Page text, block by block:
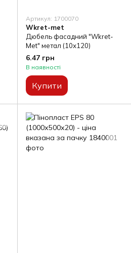
Артикул: 1700070
Wkret-met
Дюбель фасадний "Wkret-
Met" метал (10х120)
6.47 грн
В наявності
Купити